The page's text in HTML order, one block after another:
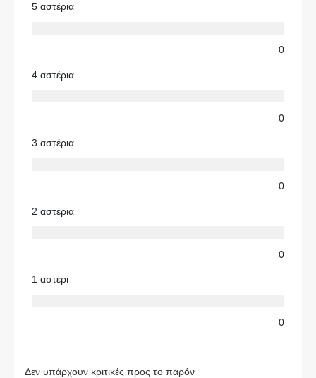
5 αστέρια
0
4 αστέρια
0
3 αστέρια
0
2 αστέρια
0
1 αστέρι
0
Δεν υπάρχουν κριτικές προς το παρόν